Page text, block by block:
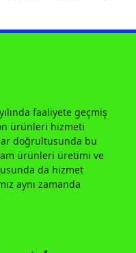
faaliyete geçmiş
ürünleri hizmeti
doğrultusunda bu
ürünleri üretimi ve
da hizmet
aynı zamanda